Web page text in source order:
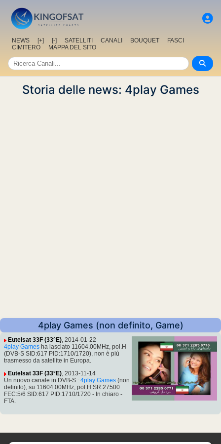
NEWS [+] [-] SATELLITI CANALI BOUQUET
FASCI
CIMITERO
MAPPA DEL SITO
Storia delle news: 4play Games
4play Games (non definito, Game)
Eutelsat 33F (33°E), 2014-01-22
4play Games ha lasciato 11604.00MHz, pol.H
(DVB-S SID:617 PID:1710/1720), non è più
trasmesso da satellite in Europa.
Eutelsat 33F (33°E), 2013-11-14
Un nuovo canale in DVB-S : 4play Games (non
definito), su 11604.00MHz, pol.H SR:27500
FEC:5/6 SID:617 PID:1710/1720 - In chiaro -
FTA.